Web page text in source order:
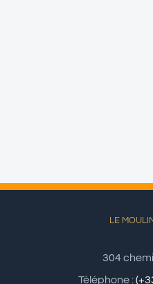
LE
304
Téléphone :